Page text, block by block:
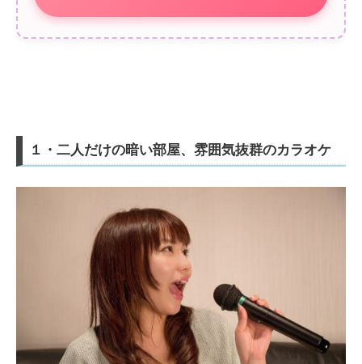
１・二人だけの暗い部屋、雰囲気抜群のカラオケ